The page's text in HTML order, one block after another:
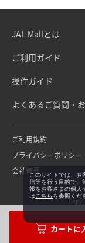
JAL Mallとは
ご利用ガイド
操作ガイド
よくあるご質問・
ご利用規約
プライバシーポリシー
会社概要このサイトでは、お
信等を行う目的で、
報をお客さまの個人
は こちらを参照くだ